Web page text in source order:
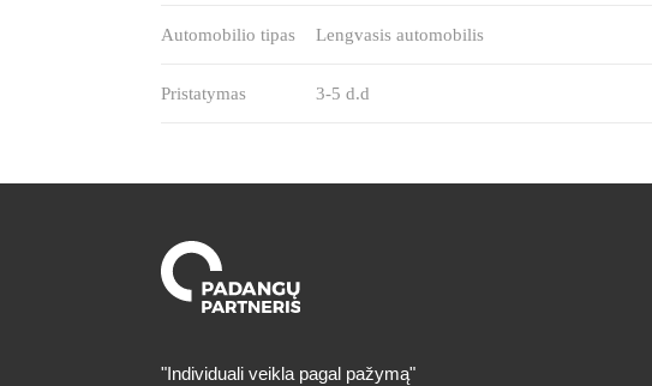
Automobilio tipas Lengvasis automobilis
Pristatymas 3-5 d.d
"Individuali veikla pagal pažymą"